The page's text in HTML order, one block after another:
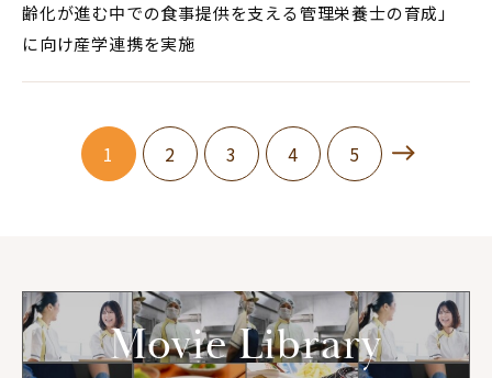
齢化が進む中での食事提供を支える管理栄養士の育成」
に向け産学連携を実施
1 2 3 4 5
Movie Library